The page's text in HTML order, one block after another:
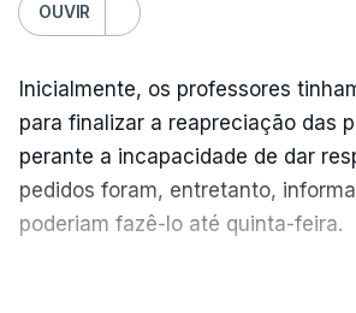
OUVIR
Inicialmente, os professores
para finalizar a reapreciação das
perante a incapacidade de dar
pedidos foram, entretanto,
poderiam fazê-lo até quinta-feira.